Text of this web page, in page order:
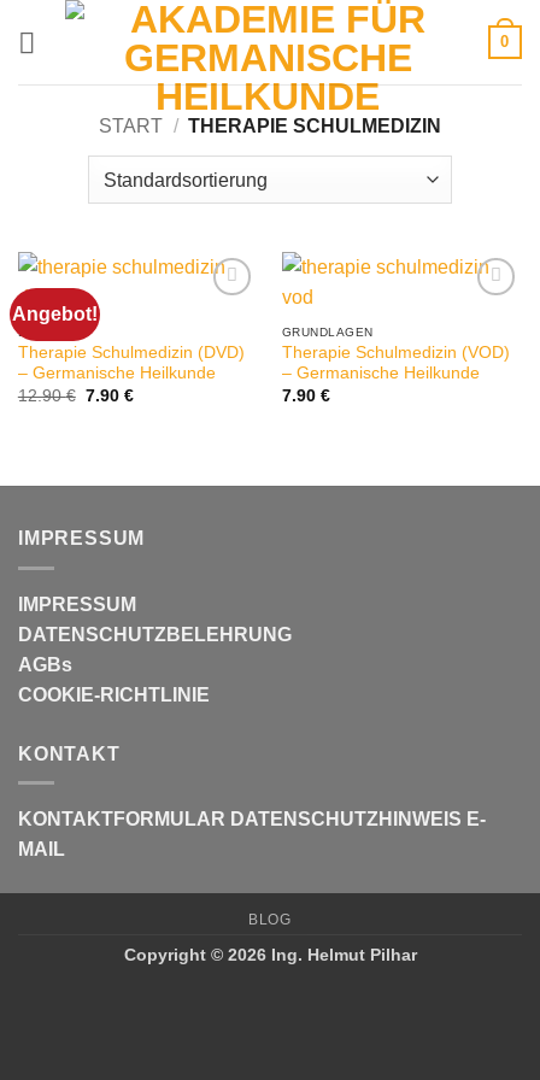
0
START / THERAPIE SCHULMEDIZIN
Angebot!
DVD
Therapie Schulmedizin (DVD)
– Germanische Heilkunde
12.90€ Ursprünglicher
7.90 €Aktueller
GRUNDLAGEN
Therapie Schulmedizin (VOD)
– Germanische Heilkunde
7.90 €
IMPRESSUM
IMPRESSUM
DATENSCHUTZBELEHRUNG
AGBs
COOKIE-RICHTLINIE
KONTAKT
KONTAKTFORMULAR DATENSCHUTZHINWEIS E-
MAIL
BLOG
Copyright © 2026 Ing. Helmut Pilhar